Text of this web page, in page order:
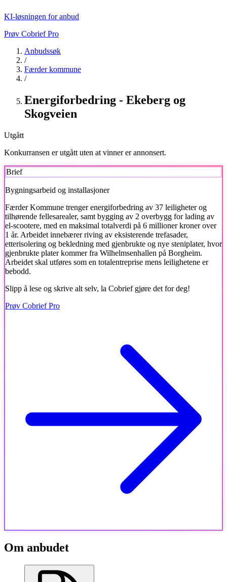
KI-løsningen for anbud
Prøv Cobrief Pro
Anbudssøk
/
Færder kommune
/
Energiforbedring - Ekeberg og
Skogveien
Utgått
Konkurransen er utgått uten at vinner er annonsert.
Brief
Bygningsarbeid og installasjoner
Færder Kommune trenger energiforbedring av 37 leiligheter og
tilhørende fellesarealer, samt bygging av 2 overbygg for lading av
el-scootere, med en maksimal totalverdi på 6 millioner kroner over
1 år. Arbeidet innebærer riving av eksisterende trefasader,
etterisolering og bekledning med gjenbrukte og nye steniplater, hvor
gjenbrukte plater kommer fra Wilhelmsenhallen på Borgheim.
Arbeidet skal utføres som en totalentreprise mens leilighetene er
bebodd.
Slipp å lese og skrive alt selv, la Cobrief gjøre det for deg!
Prøv Cobrief Pro
Om anbudet